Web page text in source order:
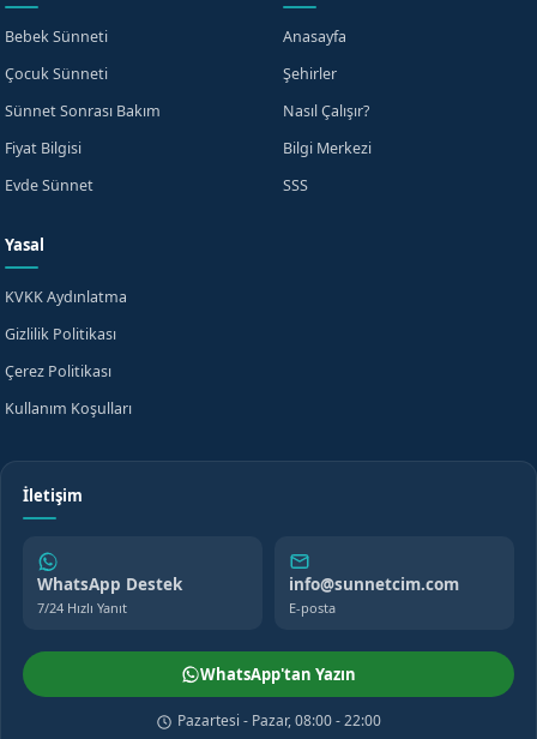
Bebek Sünneti
Çocuk Sünneti
Sünnet Sonrası Bakım
Fiyat Bilgisi
Evde Sünnet
Anasayfa
Şehirler
Nasıl Çalışır?
Bilgi Merkezi
SSS
Yasal
KVKK Aydınlatma
Gizlilik Politikası
Çerez Politikası
Kullanım Koşulları
İletişim
WhatsApp Destek
7/24 Hızlı Yanıt
info@sunnetcim.com
E-posta
WhatsApp'tan Yazın
Pazartesi - Pazar, 08:00 - 22:00